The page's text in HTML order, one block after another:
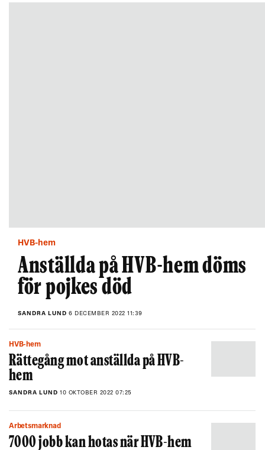
HVB-hem
Anställda på HVB-hem döms
för pojkes död
SANDRA LUND 6 DECEMBER 2022 11:39
HVB-hem
Rättegång mot anställda på HVB-
hem
SANDRA LUND 10 OKTOBER 2022 07:25
Arbetsmarknad
7000 jobb kan hotas när HVB-hem